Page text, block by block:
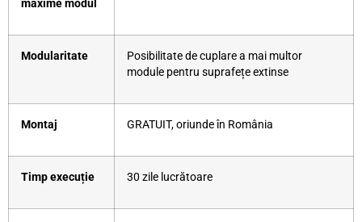
maxime modul
Modularitate
Posibilitate de cuplare a mai multor
module pentru suprafețe extinse
Montaj GRATUIT, oriunde în România
Timp execuție 30 zile lucrătoare